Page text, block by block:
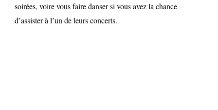
soirées, voire vous faire danser si vous avez la chance
d’assister à l’un de leurs concerts.